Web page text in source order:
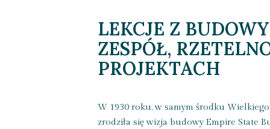
LEKCJE Z
ZESPÓŁ,
PROJEKTACH
W 1930 roku, w samym środku
zrodziła się wizja budowy Empire State